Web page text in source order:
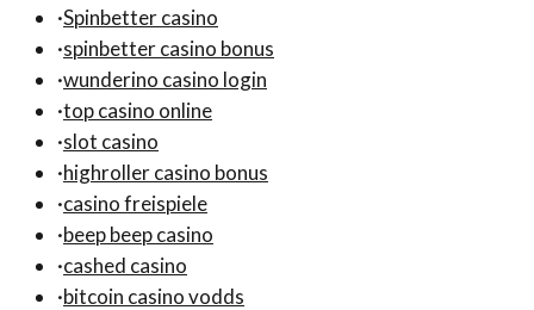
·Spinbetter casino
·spinbetter casino bonus
·wunderino casino login
·top casino online
·slot casino
·highroller casino bonus
·casino freispiele
·beep beep casino
·cashed casino
·bitcoin casino vodds